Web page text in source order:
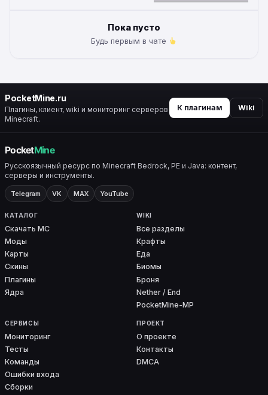
Пока пусто
Будь первым в чате
PocketMine.ru
Плагины, клиент, wiki и мониторинг серверов
Minecraft.
К плагинам Wiki
Русскоязычный ресурс по Minecraft Bedrock, PE и Java: контент,
серверы и инструменты.
Telegram VK MAX YouTube
КАТАЛОГ
Скачать MC
Моды
Карты
Скины
Плагины
Ядра
WIKI
Все разделы
Крафты
Еда
Биомы
Броня
Nether / End
PocketMine-MP
СЕРВИСЫ
Мониторинг
Тесты
Команды
Ошибки входа
Сборки
ПРОЕКТ
О проекте
Контакты
DMCA